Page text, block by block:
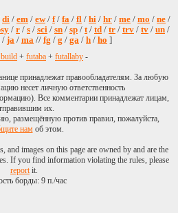
di / em / ew/ f/ fa / fl / hi / hr / me / mo / ne /
/ r / s / sci / sn / sp / t/ td / tr / trv / tv / un /
/ ja / ma // fg / g / ga / h / ho ]
+ futaba + futallaby -
принадлежат правообладателям. За любую
несет личную ответственность
Все комментарии принадлежат лицам,
их.
размещённую против правил, пожалуйста,
намоб этом.
and images on this page are owned by and are the
If you find information violating the rules, please
reportit.
борды: 9 п./час